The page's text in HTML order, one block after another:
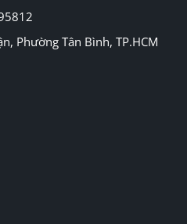
Phường Tân Bình, TP.HCM